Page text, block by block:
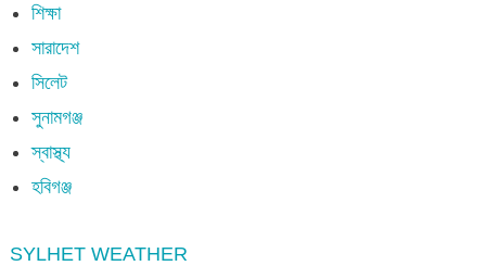
শিক্ষা
সারাদেশ
সিলেট
সুনামগঞ্জ
স্বাস্থ্য
হবিগঞ্জ
SYLHET WEATHER